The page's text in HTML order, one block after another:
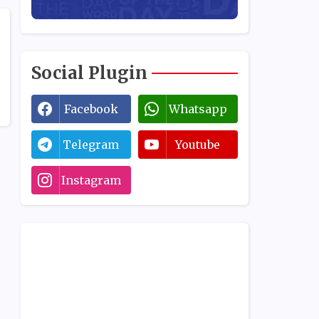
Social Plugin
Facebook Whatsapp
Telegram Youtube
Instagram